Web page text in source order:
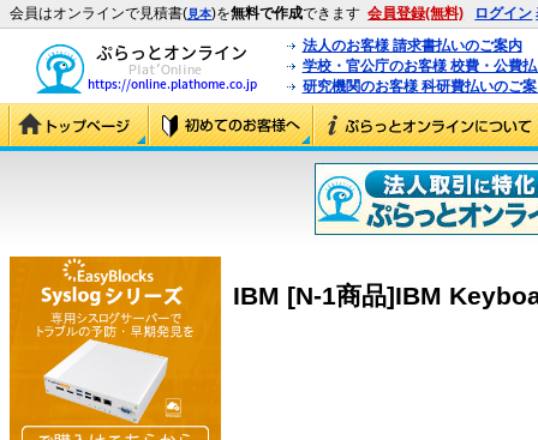
会員はオンラインで見積書(見本)を無料で作成できます 会員登録(無料) ログイン
法人のお客様 請求書払いのご案内
学校・官公庁のお客様 校費・公費
研究機関のお客様 科研費払いのご
IBM [N-1商品]IBM